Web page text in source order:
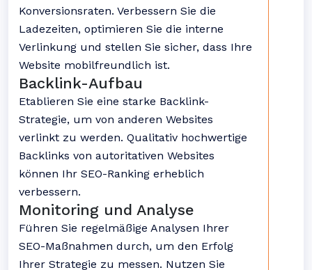
Konversionsraten. Verbessern Sie die
Ladezeiten, optimieren Sie die interne
Verlinkung und stellen Sie sicher, dass Ihre
Website mobilfreundlich ist.
Backlink-Aufbau
Etablieren Sie eine starke Backlink-
Strategie, um von anderen Websites
verlinkt zu werden. Qualitativ hochwertige
Backlinks von autoritativen Websites
können Ihr SEO-Ranking erheblich
verbessern.
Monitoring und Analyse
Führen Sie regelmäßige Analysen Ihrer
SEO-Maßnahmen durch, um den Erfolg
Ihrer Strategie zu messen. Nutzen Sie